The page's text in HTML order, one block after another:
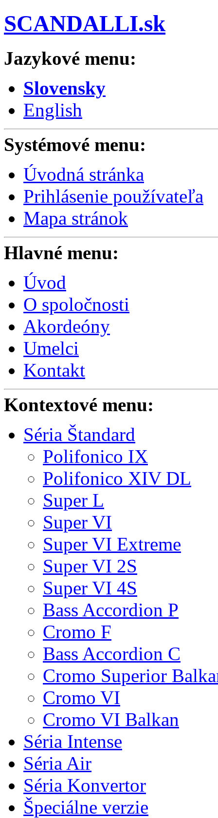
SCANDALLI.sk
Jazykové menu:
Slovensky
English
Systémové menu:
Úvodná stránka
Prihlásenie používateľa
Mapa stránok
Hlavné menu:
Úvod
O spoločnosti
Akordeóny
Umelci
Kontakt
Kontextové menu:
Séria Štandard
Polifonico IX
Polifonico XIV DL
Super L
Super VI
Super VI Extreme
Super VI 2S
Super VI 4S
Bass Accordion P
Cromo F
Bass Accordion C
Cromo Superior
Cromo VI
Cromo VI Balkan
Séria Intense
Séria Air
Séria Konvertor
Špeciálne verzie